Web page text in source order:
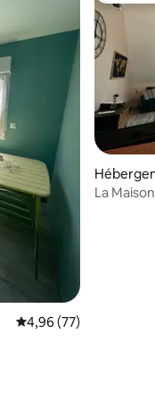
Évaluation moyenne
4,96 (77)
La